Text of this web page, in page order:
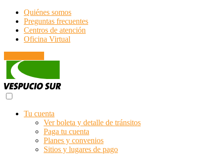
Quiénes somos
Preguntas frecuentes
Centros de atención
Oficina Virtual
Tu cuenta
Ver boleta y detalle de tránsitos
Paga tu cuenta
Planes y convenios
Sitios y lugares de pago